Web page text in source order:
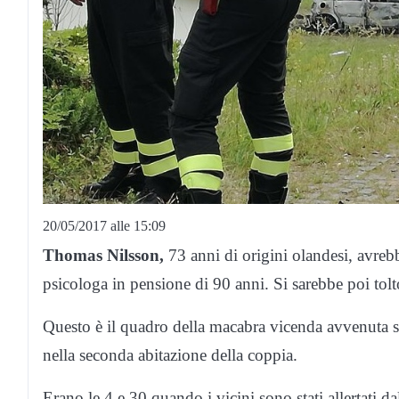
20/05/2017 alle 15:09
Thomas Nilsson, 73 anni di origini olandesi,
psicologa in pensione di 90 anni. Si sarebbe poi
Questo è il quadro della macabra vicenda
nella seconda abitazione della coppia.